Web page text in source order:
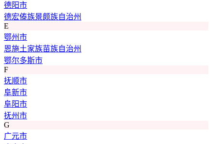
德阳市
德宏傣族景颇族自治州
E
鄂州市
恩施土家族苗族自治州
鄂尔多斯市
F
抚顺市
阜新市
阜阳市
抚州市
G
广元市